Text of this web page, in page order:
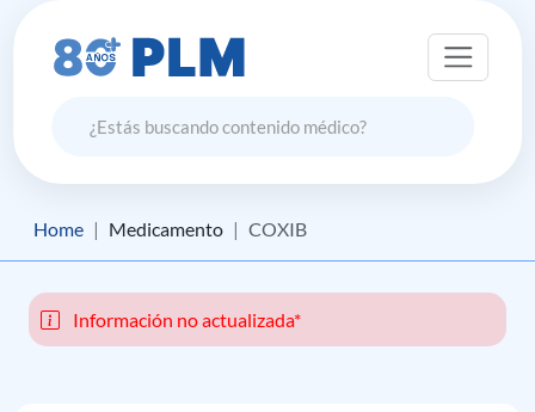
Home Medicamento COXIB
Información no actualizada*